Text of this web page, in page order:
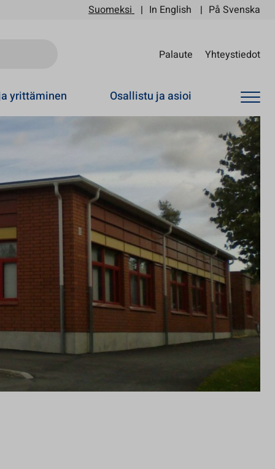
Suomeksi In English På Svenska
Palaute Yhteystiedot
yrittäminen Osallistu ja asioi